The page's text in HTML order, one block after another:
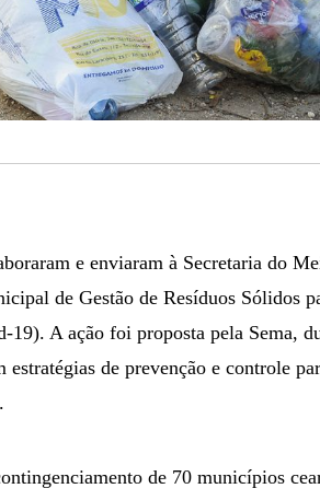
e enviaram à Secretaria do
de Gestão de Resíduos Sólidos
19). A ação foi proposta pela Sema,
de prevenção e controle
de 70 municípios